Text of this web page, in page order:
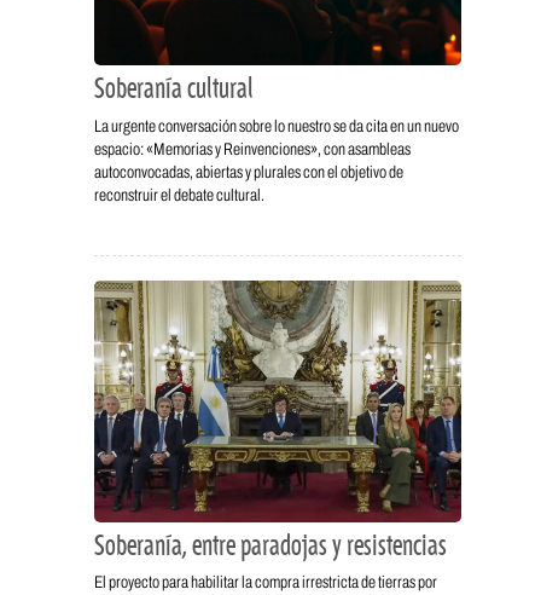
Soberanía cultural
La urgente conversación sobre lo nuestro se da cita en un nuevo
espacio: «Memorias y Reinvenciones», con asambleas
autoconvocadas, abiertas y plurales con el objetivo de
reconstruir el debate cultural.
Soberanía, entre paradojas y resistencias
El proyecto para habilitar la compra irrestricta de tierras por